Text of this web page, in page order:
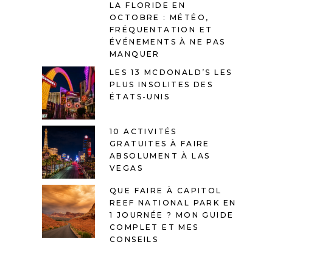
LA FLORIDE EN
OCTOBRE : MÉTÉO,
FRÉQUENTATION ET
ÉVÉNEMENTS À NE PAS
MANQUER
LES 13 MCDONALD’S LES
PLUS INSOLITES DES
ÉTATS-UNIS
10 ACTIVITÉS
GRATUITES À FAIRE
ABSOLUMENT À LAS
VEGAS
QUE FAIRE À CAPITOL
REEF NATIONAL PARK EN
1 JOURNÉE ? MON GUIDE
COMPLET ET MES
CONSEILS